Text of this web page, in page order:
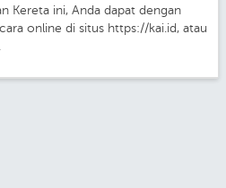
Kereta ini, Anda dapat dengan
online di situs https://kai.id, atau